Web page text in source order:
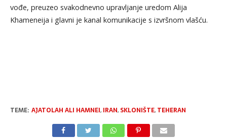
vođe, preuzeo svakodnevno upravljanje uredom Alija
Khameneija i glavni je kanal komunikacije s izvršnom vlašću.
TEME: AJATOLAH ALI HAMNEI, IRAN, SKLONIŠTE, TEHERAN